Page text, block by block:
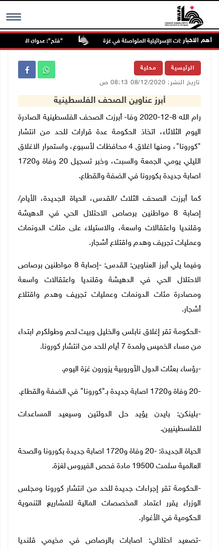
MENU أهم الاخبار "فتح": عدوان الاحتلال على
الرئيسية محلية
تاريخ النشر: 08/12/2020 08:13 ص
أبرز عناوين الصحف الفلسطينية
رام الله 8-12-2020 وفا- أبرزت الصحف الفلسطينية الصادرة
اليوم الثلاثاء، اتخاذ الحكومة عدة قرارات للحد من انتشار
"كورونا"، ومنها اغلاق 4 محافظات لأسبوع، واستمرار الاغلاق
الليلي يومي الجمعة والسبت، وخبر تسجيل 20 وفاة و1720
اصابة جديدة بكورونا في الضفة والقطاع.
كما أبرزت الصحف الثلاث /القدس، الحياة الجديدة، الأيام/
إصابة 8 مواطنين برصاص الاحتلال الحي في الدهيشة
وقلنديا واعتقالات واسعة، والاستيلاء على مئات الدونمات
وعمليات تجريف وهدم واقتلاع أشجار.
وفيما يلي أبرز العناوين: القدس: -إصابة 8 مواطنين برصاص
الاحتلال الحي في الدهيشة وقلنديا واعتقالات واسعة
ومصادرة مئات الدونمات وعمليات تجريف وهدم واقتلاع
أشجار.
-الحكومة تقر إغلاق نابلس والخليل وبيت لحم وطولكرم ابتداء
من مساء الخميس ولمدة 7 أيام للحد من انتشار كورونا.
-رؤساء بعثات الدول الأوروبية يزورون غزة اليوم.
-20 وفاة و1720 اصابة جديدة بـ"كورونا" في الضفة والقطاع.
-بلينكن: بايدن يؤيد حل الدولتين وسيعيد المساعدات
للفلسطينيين.
الحياة الجديدة: -20 وفاة و1720 اصابة جديدة بكورونا والصحة
العالمية سلمت 19500 مادة فحص الفيروس لغزة.
-الحكومة تقر إجراءات جديدة للحد من انتشار كورونا ومجلس
الوزراء يقرر اعتماد المخصصات المالية للمشاريع التنموية
الحكومية في الأغوار.
-تصعيد احتلالي: اصابات بالرصاص في مخيمي قلنديا